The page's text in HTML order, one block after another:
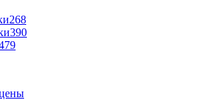
268
390